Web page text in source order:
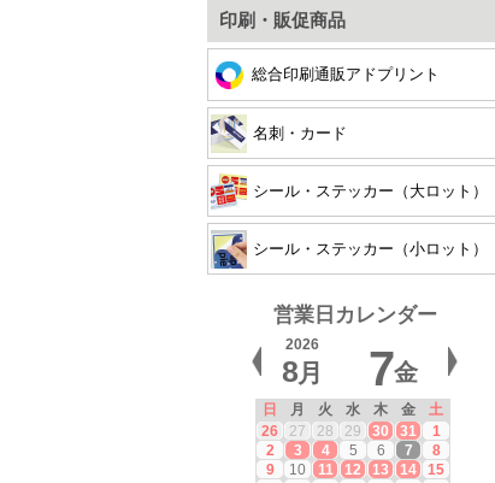
印刷・販促商品
総合印刷通販アドプリント
名刺・カード
シール・ステッカー（大ロット）
シール・ステッカー（小ロット）
営業日カレンダー
2026
8月 7金
日 月 火 水 木 金
土
26
27 28 29 30 31
1
2
3 4 5 6 7
8
9
10 11 12 13 14
15